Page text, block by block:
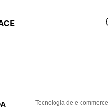
Tecnologia de e-commerce